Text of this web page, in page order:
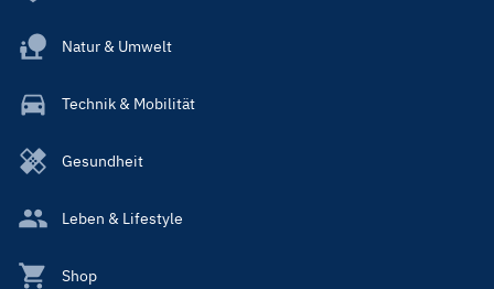
Natur & Umwelt
Technik & Mobilität
Gesundheit
Leben & Lifestyle
Shop